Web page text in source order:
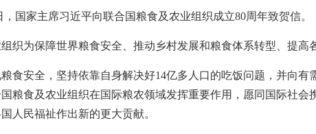
国家主席习近平向联合国粮食及农业组织成立80周年致贺信。
织为保障世界粮食安全、推动乡村发展和粮食体系转型、提高
食安全，坚持依靠自身解决好14亿多人口的吃饭问题，并向
粮食及农业组织在国际粮农领域发挥重要作用，愿同国际社会
人民福祉作出新的更大贡献。